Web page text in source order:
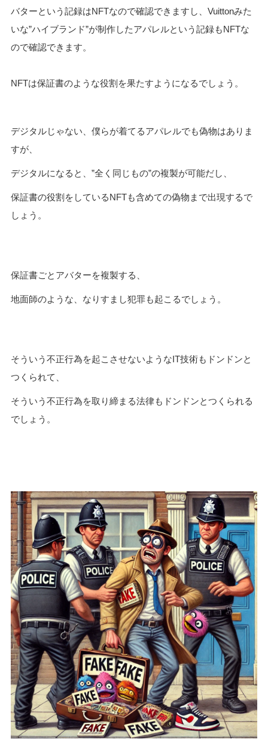
バターという記録はNFTなので確認できますし、Vuittonみた
いな”ハイブランド”が制作したアパレルという記録もNFTな
ので確認できます。
NFTは保証書のような役割を果たすようになるでしょう。
デジタルじゃない、僕らが着てるアパレルでも偽物はありま
すが、
デジタルになると、”全く同じもの”の複製が可能だし、
保証書の役割をしているNFTも含めての偽物まで出現するで
しょう。
保証書ごとアバターを複製する、
地面師のような、なりすまし犯罪も起こるでしょう。
そういう不正行為を起こさせないようなIT技術もドンドンと
つくられて、
そういう不正行為を取り締まる法律もドンドンとつくられる
でしょう。